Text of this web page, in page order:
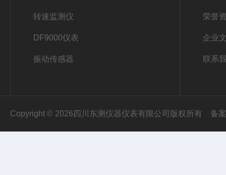
转速监测仪
DF9000仪表
振动传感器
荣誉
企业
联系
Copyright © 2026四川东测仪器仪表有限公司版权所有 备